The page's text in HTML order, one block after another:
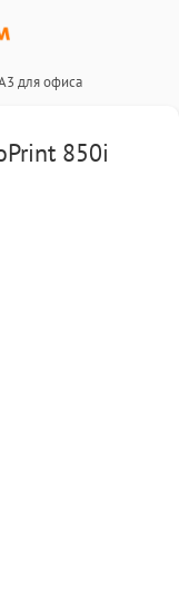
для офиса
850i